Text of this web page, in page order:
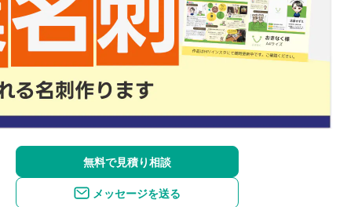
無料で見積り相談
メッセージを送る